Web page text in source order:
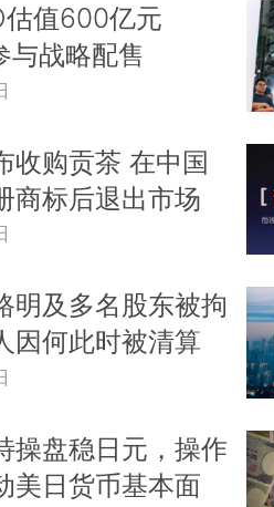
估值600亿元
与战略配售
收购贡茶 在中国
商标后退出市场
明及多名股东被拘
因何此时被清算
操盘稳日元，操作
美日货币基本面